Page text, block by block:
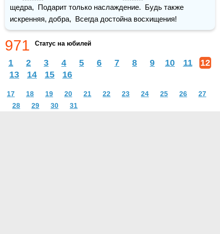
щедра,  Подарит только наслаждение.  Будь также
искренняя, добра,  Всегда достойна восхищения!
971 Статус на юбилей
1 2 3 4 5 6 7 8 9 10 11
12
13
14 15 16
17 18 19 20 21 22 23 24 25 26
27
28
29 30 31